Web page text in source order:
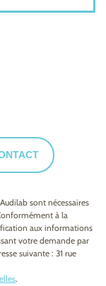
sont nécessaires
à la
aux informations
votre demande par
suivante : 31 rue
.